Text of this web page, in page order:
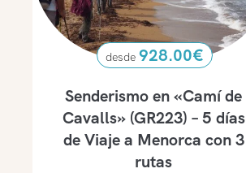
Senderismo en «Camí de
Cavalls» (GR223) – 5 días
de Viaje a Menorca con 3
rutas
928.00€